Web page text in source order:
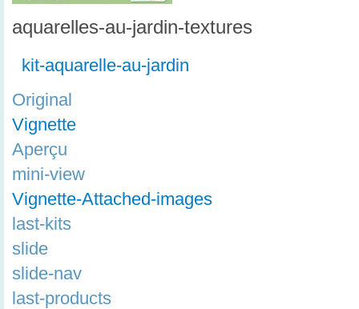
aquarelles-au-jardin-textures
kit-aquarelle-au-jardin
Original
Vignette
Aperçu
mini-view
Vignette-Attached-images
last-kits
slide
slide-nav
last-products